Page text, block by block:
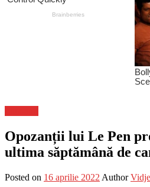
Opozanții lui Le Pen
ultima săptămână de
Posted on 16 aprilie 2022 Author